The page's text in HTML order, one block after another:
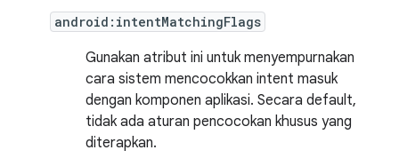
android:intentMatchingFlags
Gunakan atribut ini untuk menyempurnakan
cara sistem mencocokkan intent masuk
dengan komponen aplikasi. Secara default,
tidak ada aturan pencocokan khusus yang
diterapkan.